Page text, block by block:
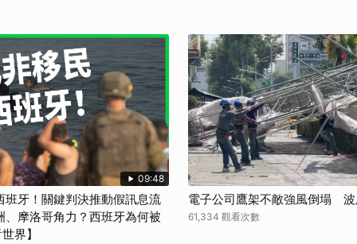
09:48
班牙！關鍵判決推動假訊息流
、摩洛哥角力？西班牙為何被
界】
電子公司鷹架不敵強風倒塌
61,334 觀看次數